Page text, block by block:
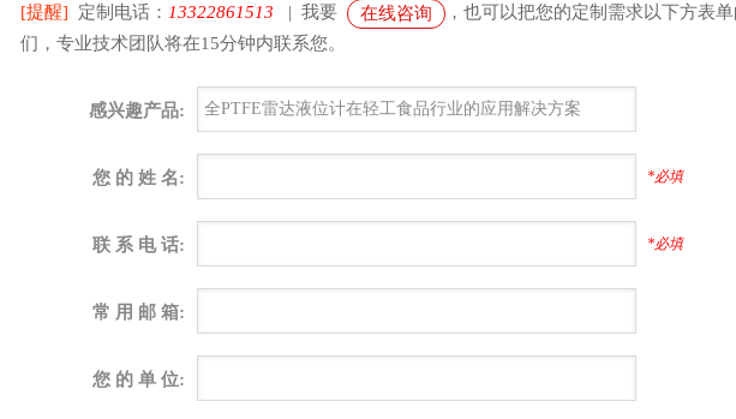
[提醒] 定制电话： 13322861513 | 我要 在线咨询
，也可以把您的定制需求以下方表
们，专业技术团队将在15分钟内联系您。
感兴趣产品:
您 的 姓 名: *必填
联 系 电 话: *必填
常 用 邮 箱:
您 的 单 位: